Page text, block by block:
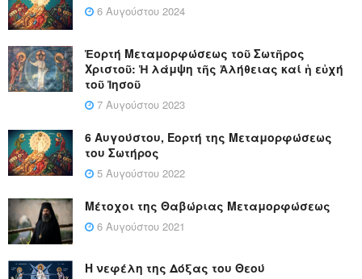
6 Αυγούστου 2024
Ἑορτή Μεταμορφώσεως τοῦ Σωτῆρος
Χριστοῦ: Ἡ λάμψη τῆς Ἀλήθειας καί ἡ εὐχή
τοῦ Ἰησοῦ
7 Αυγούστου 2023
6 Αυγούστου, Εορτή της Μεταμορφώσεως
του Σωτήρος
5 Αυγούστου 2022
Μέτοχοι της Θαβώριας Μεταμορφώσεως
6 Αυγούστου 2021
Η νεφέλη της Δόξας του Θεού